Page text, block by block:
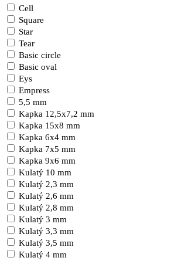
Cell
Square
Star
Tear
Basic circle
Basic oval
Eys
Empress
5,5 mm
Kapka 12,5x7,2 mm
Kapka 15x8 mm
Kapka 6x4 mm
Kapka 7x5 mm
Kapka 9x6 mm
Kulatý 10 mm
Kulatý 2,3 mm
Kulatý 2,6 mm
Kulatý 2,8 mm
Kulatý 3 mm
Kulatý 3,3 mm
Kulatý 3,5 mm
Kulatý 4 mm